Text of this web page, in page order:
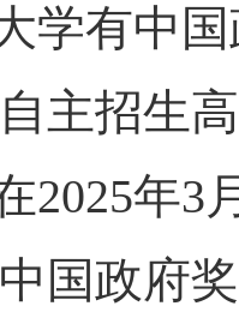
学有中
主招生
2025年3
国政府